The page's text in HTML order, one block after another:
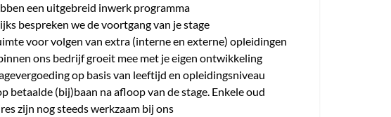
een uitgebreid inwerk programma
bespreken we de voortgang van je stage
voor volgen van extra (interne en externe) opleidingen
ons bedrijf groeit mee met je eigen ontwikkeling
op basis van leeftijd en opleidingsniveau
betaalde (bij)baan na afloop van de stage. Enkele oud
zijn nog steeds werkzaam bij ons